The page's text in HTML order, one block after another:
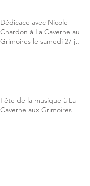
Dédicace avec Nicole
Chardon á La Caverne aux
Grimoires le samedi 27 juin
Fête de la musique à La
Caverne aux Grimoires